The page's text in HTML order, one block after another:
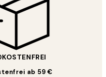
ab 59 €